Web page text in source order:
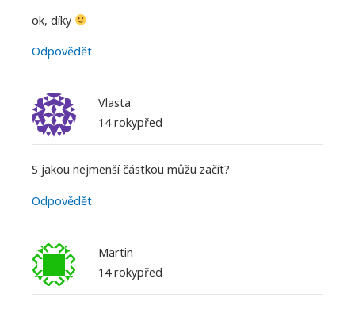
ok, díky
Odpovědět
Vlasta
14 rokypřed
S jakou nejmenší částkou můžu začít?
Odpovědět
Martin
14 rokypřed